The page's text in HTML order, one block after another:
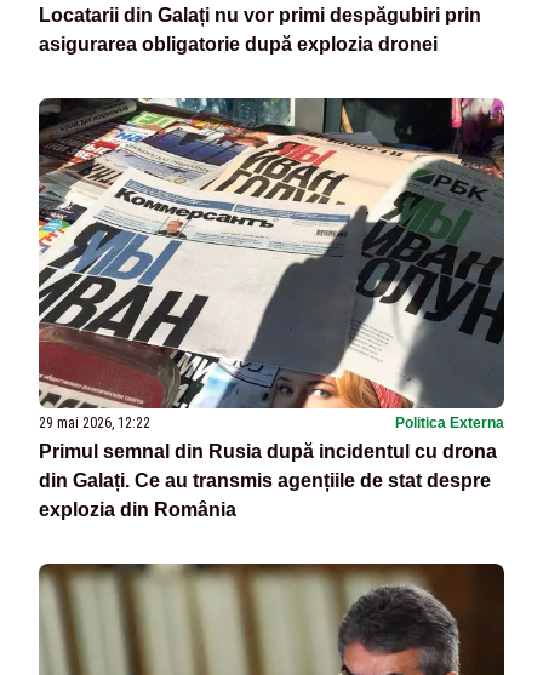
Locatarii din Galați nu vor primi despăgubiri prin
asigurarea obligatorie după explozia dronei
29 mai 2026, 12:22 Politica Externa
Primul semnal din Rusia după incidentul cu drona
din Galați. Ce au transmis agențiile de stat despre
explozia din România